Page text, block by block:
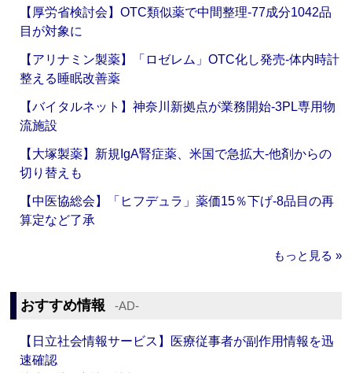
【厚労省検討会】OTC類似薬で中間整理‐77成分1042品
目が対象に
【アリナミン製薬】「ロゼレム」OTC化し発売‐体内時計
整える睡眠改善薬
【バイタルネット】神奈川新拠点が業務開始‐3PL専用物
流施設
【大塚製薬】新規IgA腎症薬、米国で急拡大‐他剤からの
切り替えも
【中医協総会】「ヒフデュラ」薬価15％下げ‐8品目の再
算定など了承
もっと見る »
おすすめ情報 ‐AD‐
【日立社会情報サービス】医療従事者が副作用情報を迅
速確認